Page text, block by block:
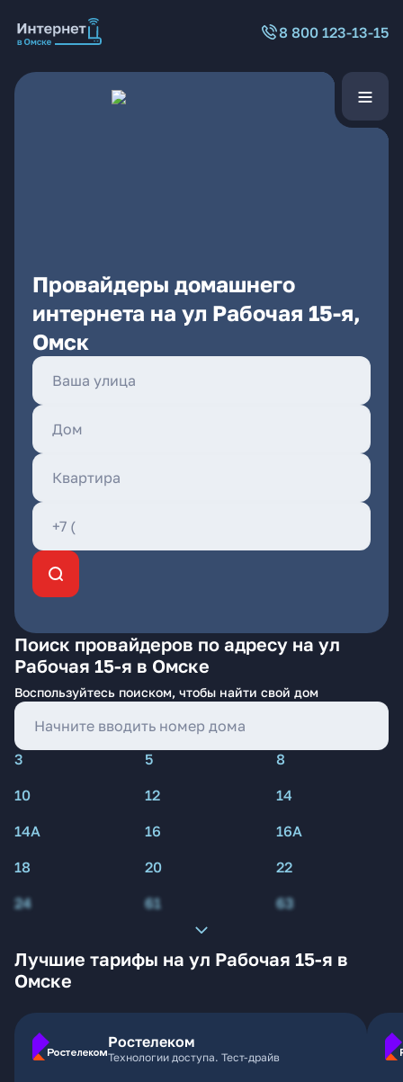
8 800 123-13-15
Провайдеры домашнего
интернета на ул Рабочая 15-я,
Омск
Поиск провайдеров по адресу на ул
Рабочая 15-я в Омске
Воспользуйтесь поиском, чтобы найти свой дом
3 5
8
10
12
14
14А
16
16А
18
20
22
24
61 63
Лучшие тарифы на ул Рабочая 15-я в
Омске
Ростелеком
Технологии доступа. Тест-драйв